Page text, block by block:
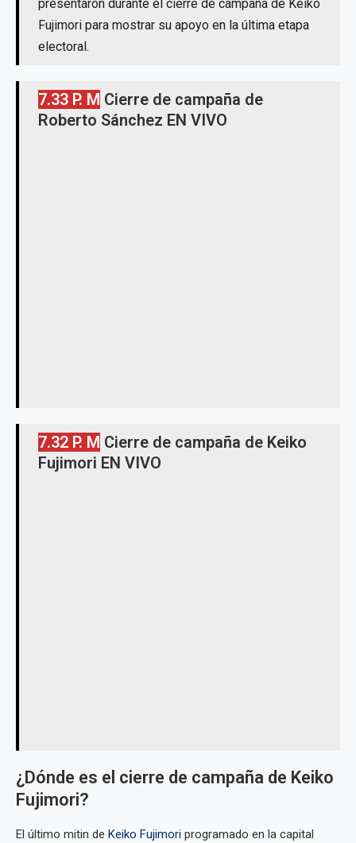
presentaron durante el cierre de campaña de Keiko
Fujimori para mostrar su apoyo en la última etapa
electoral.
7.33 P. M Cierre de campaña de
Roberto Sánchez EN VIVO
7.32 P. M Cierre de campaña de Keiko
Fujimori EN VIVO
¿Dónde es el cierre de campaña de Keiko
Fujimori?
El último mitin de Keiko Fujimori programado en la capital